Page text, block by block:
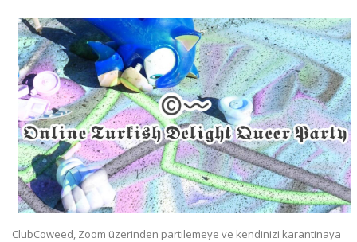
ClubCoweed, Zoom üzerinden partilemeye ve kendinizi karantinaya